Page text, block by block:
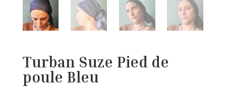
Turban Suze Pied de
poule Bleu